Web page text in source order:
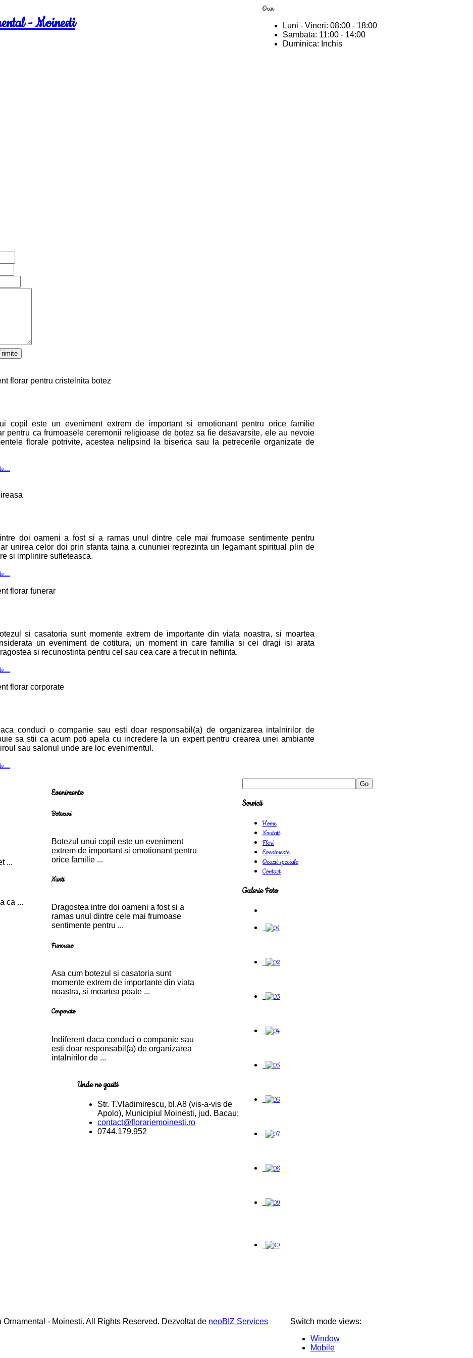
Orar
Luni - Vineri: 08:00 - 18:00
Sambata: 11:00 - 14:00
Duminica: Inchis
copil este un eveniment extrem de important si emotionant pentru orice familie
pentru ca frumoasele ceremonii religioase de botez sa fie desavarsite, ele au nevoie
florale potrivite, acestea nelipsind la biserica sau la petrecerile organizate de
doi oameni a fost si a ramas unul dintre cele mai frumoase sentimente pentru
unirea celor doi prin sfanta taina a cununiei reprezinta un legamant spiritual plin de
si implinire sufleteasca.
si casatoria sunt momente extrem de importante din viata noastra, si moartea
un eveniment de cotitura, un moment in care familia si cei dragi isi arata
si recunostinta pentru cel sau cea care a trecut in nefiinta.
conduci o companie sau esti doar responsabil(a) de organizarea intalnirilor de
sa stii ca acum poti apela cu incredere la un expert pentru crearea unei ambiante
sau salonul unde are loc evenimentul.
Go
Servicii
Home
Noutati
Flori
Evenimente
Ocazii speciale
Contact
Galerie Foto
...
ca ...
Evenimente
Botezuri
Botezul unui copil este un eveniment
extrem de important si emotionant pentru
orice familie ...
Nunti
Dragostea intre doi oameni a fost si a
ramas unul dintre cele mai frumoase
sentimente pentru ...
Funerare
Asa cum botezul si casatoria sunt
momente extrem de importante din viata
noastra, si moartea poate ...
Corporate
Indiferent daca conduci o companie sau
esti doar responsabil(a) de organizarea
intalnirilor de ...
Unde ne gasiti
Str. T.Vladimirescu, bl.A8 (vis-a-vis de
Apolo), Municipiul Moinesti, jud. Bacau;
contact@florariemoinesti.ro
0744.179.952
- Moinesti. All Rights Reserved. Dezvoltat de neoBIZ Services
Switch mode views:
Window
Mobile